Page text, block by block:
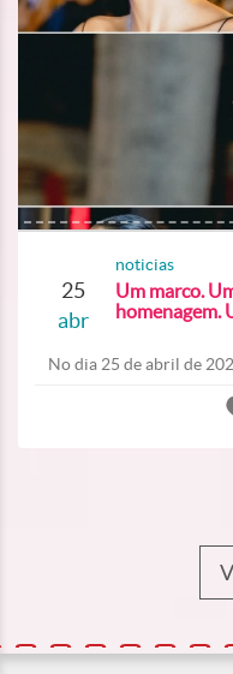
25
abr
noticias
Um marco.
homenagem.
No dia 25 de abril de